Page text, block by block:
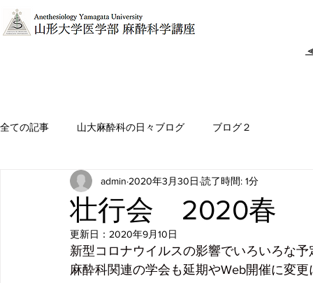
全ての記事 山大麻酔科の日々ブログ ブログ２
壮行会 2020春
admin 2020年3月30日 読了時間: 1分
更新日： 2020年9月10日
新型コロナウイルスの影響でいろいろな
麻酔科関連の学会も延期やWeb開催に変